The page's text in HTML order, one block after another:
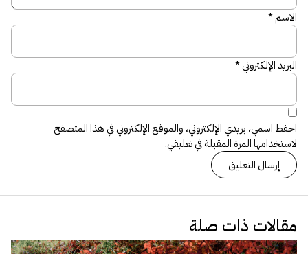
الاسم*
البريد الإلكتروني*
احفظ اسمي، بريدي الإلكتروني، والموقع الإلكتروني في هذا المتصفح
لاستخدامها المرة المقبلة في تعليقي.
مقالات ذات صلة